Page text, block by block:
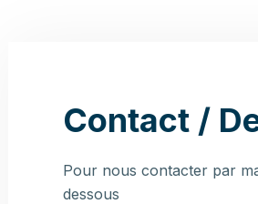
Contact /
Pour nous contacter par
dessous